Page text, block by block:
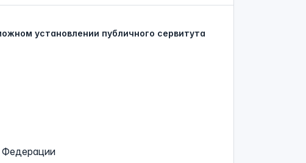
установлении публичного сервитута
Федерации